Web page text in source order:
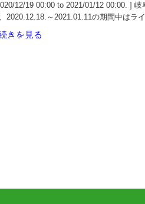
12/19 00:00 to 2021/01/12 00:00. ]
2020.12.18.～2021.01.11の期間中はラ
し20：30まで）閉店とします 御迷惑おか
変更となる場合があります ご理解のほど
きを見る